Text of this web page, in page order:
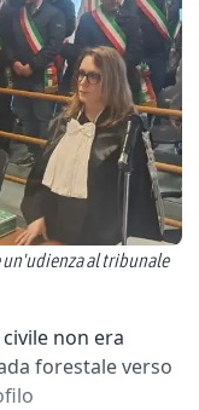
un'udienza al tribunale
non era
forestale verso